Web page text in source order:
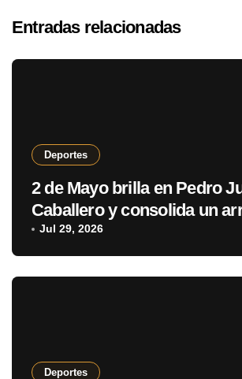
Entradas relacionadas
Deportes
2 de Mayo brilla en Pedro
Caballero y consolida un
con puntaje perfecto
Jul 29, 2026
Deportes